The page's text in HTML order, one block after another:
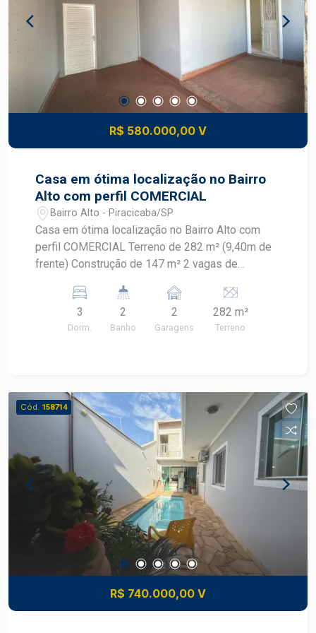
R$ 580.000,00 V
Casa em ótima localização no Bairro
Alto com perfil COMERCIAL
Bairro Alto - Piracicaba/SP
Casa em ótima localização no Bairro Alto com
perfil COMERCIAL Terreno de 282 m² (9,40m de
frente) Construção de 147 m² 2 vagas de
recuo de estacionamento 3 dormitórios 1
banheiro social Sala Cozinha Quintal com quarto
de despejo e banheiro
3
Dorm.
2
Banho
2
Garagens
282 m²
Terreno
Cód. 158714
R$ 740.000,00 V